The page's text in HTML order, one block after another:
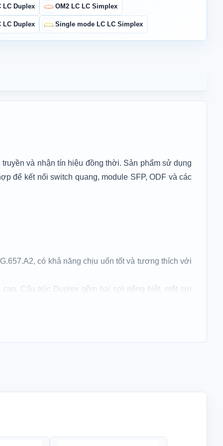
dài: 1M
dài: 5M Liên hệ
dài: 20M Liên hệ
LC Duplex OM2 LC LC Simplex
LC Duplex Single mode LC LC Simplex
và nhận tín hiệu đồng thời. Sản phẩm sử dụng
để kết nối switch quang, module SFP, ODF và các
có khả năng chịu uốn tốt và tương thích với
Cấu trúc Duplex gồm hai sợi riêng biệt, một sợi